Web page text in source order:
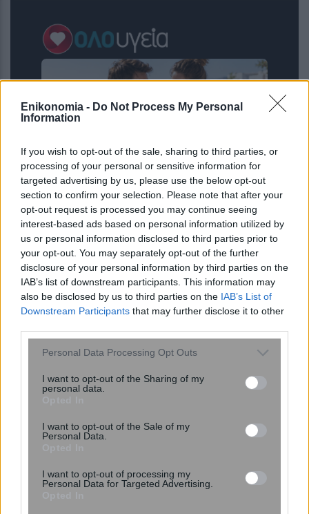
Enikonomia - Do Not Process My Personal
Information
If you wish to opt-out of the sale, sharing to third parties, or
processing of your personal or sensitive information for
targeted advertising by us, please use the below opt-out
section to confirm your selection. Please note that after your
opt-out request is processed you may continue seeing
interest-based ads based on personal information utilized by
us or personal information disclosed to third parties prior to
your opt-out. You may separately opt-out of the further
disclosure of your personal information by third parties on the
IAB’s list of downstream participants. This information may
also be disclosed by us to third parties on the IAB’s List of
Downstream Participants that may further disclose it to other
Please note that this website/app uses one or more Google
not limited to your visit or usage behaviour. You may click to
grant or deny consent to Google and its third-party tags to
consent section.
Personal Data Processing Opt Outs
I want to opt-out of the Sharing of my
personal data.
I want to opt-out of the Sale of my
Personal Data.
I want to opt-out of processing my
Personal Data for Targeted Advertising.
Ο αριθμός των παιδιών που έχετε
μπορεί να δείξει πόσο θα ζήσετε –
Πόσα παιδιά φέρνουν μακροζωία
τα GLP-1 τριχόπτωση; Μελέτη δείχνει
πώς επηρεάζει τα μαλλιά